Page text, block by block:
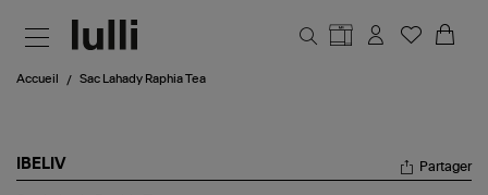
Accueil Sac Lahady Raphia Tea
IBELIV Partager